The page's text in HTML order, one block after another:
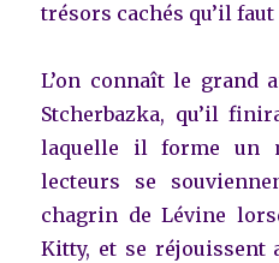
trésors cachés qu’il
L’on connaît le grand
Stcherbazka, qu’il
laquelle il forme un
lecteurs se
chagrin de Lévine
Kitty, et se réjouissent